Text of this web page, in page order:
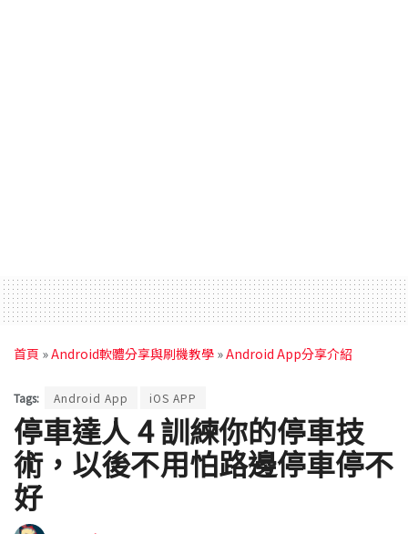
首頁 »Android軟體分享與刷機教學 »Android App分享介紹
Tags: Android App iOS APP
停車達人 4 訓練你的停車技
術，以後不用怕路邊停車停不
好